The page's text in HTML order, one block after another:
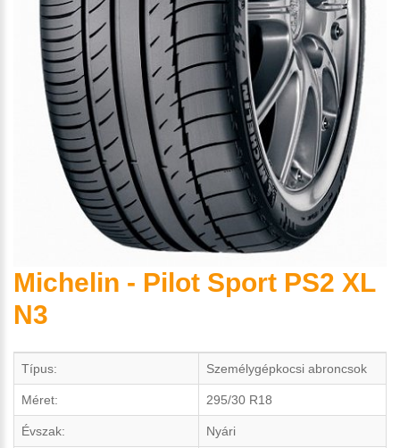
Michelin - Pilot Sport PS2 XL
N3
Típus: Személygépkocsi abroncsok
Méret: 295/30 R18
Évszak: Nyári